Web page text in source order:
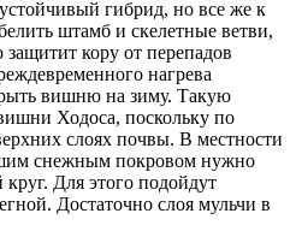
гибрид, но все же к
штамб и скелетные ветви,
кору от перепадов
нагрева
вишню на зиму. Такую
Ходоса, поскольку по
слоях почвы. В местности
снежным покровом нужно
Для этого подойдут
Достаточно слоя мульчи в